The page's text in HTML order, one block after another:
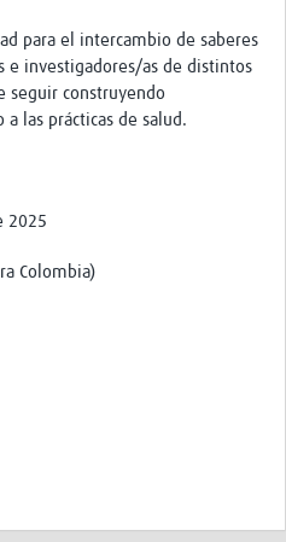
para el intercambio de saberes
e investigadores/as de distintos
seguir construyendo
las prácticas de salud.
2025
Colombia)